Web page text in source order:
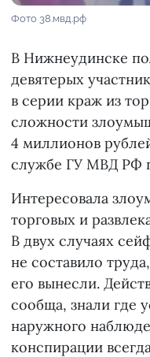
Фото 38.мвд.рф
В Нижнеудинске
девятерых
в серии краж из
сложности
4 миллионов
службе ГУ МВД РФ
Интересовала
торговых и
В двух случаях
не составило
его вынесли.
сообща, знали где
наружного
конспирации